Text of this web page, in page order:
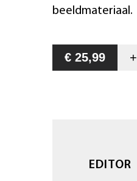
beeldmateriaal.
€ 25,99 +
EDITOR